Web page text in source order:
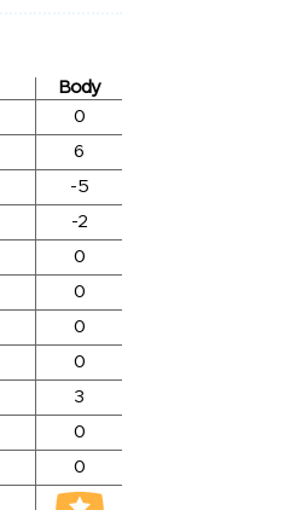
Body
0
6
-5
-2
0
0
0
0
3
0
0